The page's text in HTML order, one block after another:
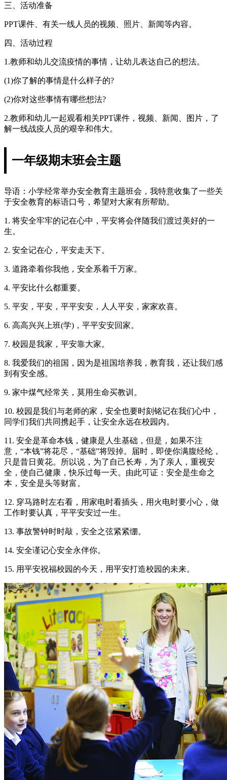
三、活动准备
PPT课件、有关一线人员的视频、照片、新闻等内容。
四、活动过程
1.教师和幼儿交流疫情的事情，让幼儿表达自己的想法。
(1)你了解的事情是什么样子的?
(2)你对这些事情有哪些想法?
2.教师和幼儿一起观看相关PPT课件，视频、新闻、图片，了
解一线战疫人员的艰辛和伟大。
一年级期末班会主题
导语：小学经常举办安全教育主题班会，我特意收集了一些关
于安全教育的标语口号，希望对大家有所帮助。
1. 将安全牢牢的记在心中，平安将会伴随我们渡过美好的一
生。
2. 安全记在心，平安走天下。
3. 道路牵着你我他，安全系着千万家。
4. 平安比什么都重要。
5. 平安，平安，平平安安，人人平安，家家欢喜。
6. 高高兴兴上班(学)，平平安安回家。
7. 校园是我家，平安靠大家。
8. 我爱我们的祖国，因为是祖国培养我，教育我，还让我们感
到有安全感。
9. 家中煤气经常关，莫用生命买教训。
10. 校园是我们与老师的家，安全也要时刻铭记在我们心中，
同学们我们共同携起手，让安全永远在校园内。
11. 安全是革命本钱，健康是人生基础，但是，如果不注
意，“本钱”将花尽，“基础”将毁掉。届时，即使你满腹经纶，
只是昔日黄花。所以说，为了自己长寿，为了亲人，重视安
全，使自己健康，快乐过每一天。由此可证：安全是生命之
本，安全是头等财富。
12. 穿马路时左右看，用家电时看插头，用火电时要小心，做
工作时要认真，平平安安过一生。
13. 事故警钟时时敲，安全之弦紧紧绷。
14. 安全谨记心安全永伴你。
15. 用平安祝福校园的今天，用平安打造校园的未来。